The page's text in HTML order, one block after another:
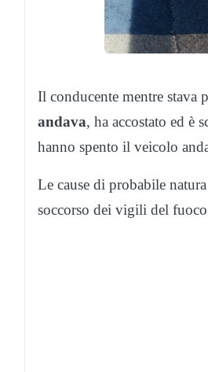
Il conducente mentre stava
andava, ha accostato ed è
hanno spento il veicolo
Le cause di probabile
soccorso dei vigili del